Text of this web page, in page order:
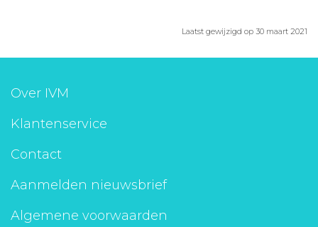
Laatst gewijzigd op 30 maart 2021
Over IVM
Klantenservice
Contact
Aanmelden nieuwsbrief
Algemene voorwaarden